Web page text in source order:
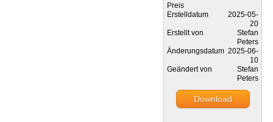
Preis
Erstelldatum
2025-05-
20
Erstellt von
Stefan
Peters
Änderungsdatum 2025-06-
10
Geändert von
Stefan
Peters
Download